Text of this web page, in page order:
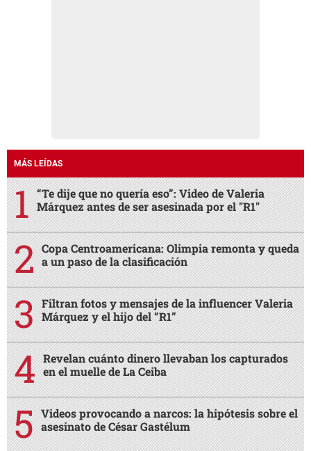
MÁS LEÍDAS
“Te dije que no quería eso”: Video de Valeria
Márquez antes de ser asesinada por el "R1"
Copa Centroamericana: Olimpia remonta y queda
a un paso de la clasificación
Filtran fotos y mensajes de la influencer Valeria
Márquez y el hijo del “R1”
Revelan cuánto dinero llevaban los capturados
en el muelle de La Ceiba
Videos provocando a narcos: la hipótesis sobre el
asesinato de César Gastélum